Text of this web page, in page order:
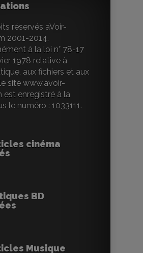
réservés aVoir-
2001-2014.
à la loi n° 78-17
1978 relative à
aux fichiers et aux
site www.avoir-
est enregistré à la
le numéro : 1033111.
cinéma
BD
Musique